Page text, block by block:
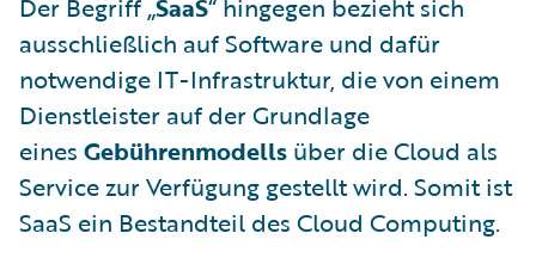
ausschließlich auf Software und dafür
notwendige IT-Infrastruktur, die von einem
Dienstleister auf der Grundlage
eines Gebührenmodells über die Cloud als
Service zur Verfügung gestellt wird. Somit ist
SaaS ein Bestandteil des Cloud Computing.